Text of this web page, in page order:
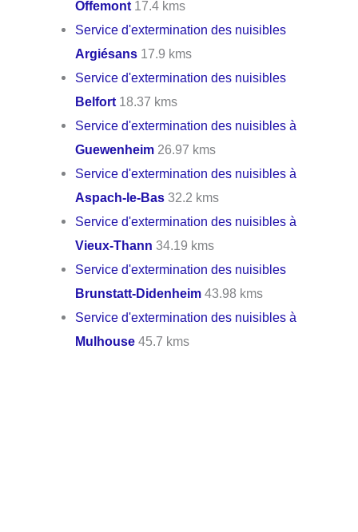
Offemont 17.4 kms
Service d'extermination des nuisibles
Argiésans 17.9 kms
Service d'extermination des nuisibles
Belfort 18.37 kms
Service d'extermination des nuisibles à
Guewenheim 26.97 kms
Service d'extermination des nuisibles à
Aspach-le-Bas 32.2 kms
Service d'extermination des nuisibles à
Vieux-Thann 34.19 kms
Service d'extermination des nuisibles
Brunstatt-Didenheim 43.98 kms
Service d'extermination des nuisibles à
Mulhouse 45.7 kms